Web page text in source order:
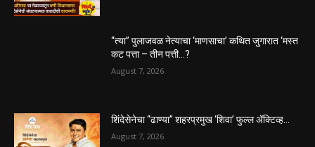
“त्या” पुलाजवळ नेत्याचा ‘माणसाचा’ कथित जुगारात ‘मस्त
कट पत्ता – तीन पत्ती…?
August 7, 2026
शिंदेसेनेचा “ढाण्या” शहरप्रमुख ‘शिवा’ फुल्ल ॲक्टिव्ह…
August 7, 2026